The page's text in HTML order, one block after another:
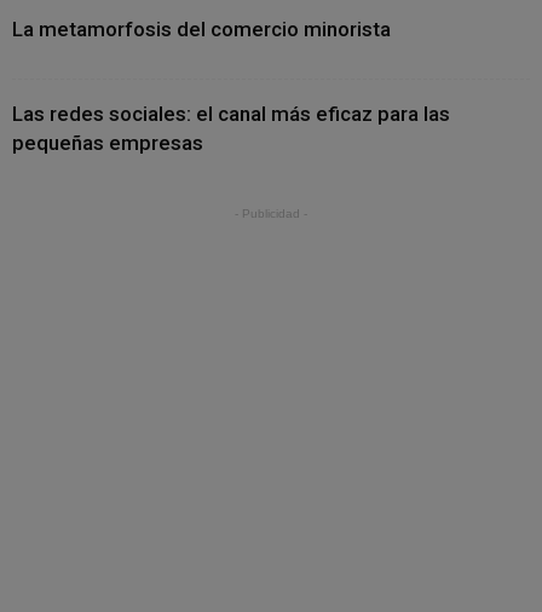
La metamorfosis del comercio minorista
Las redes sociales: el canal más eficaz para las
pequeñas empresas
- Publicidad -